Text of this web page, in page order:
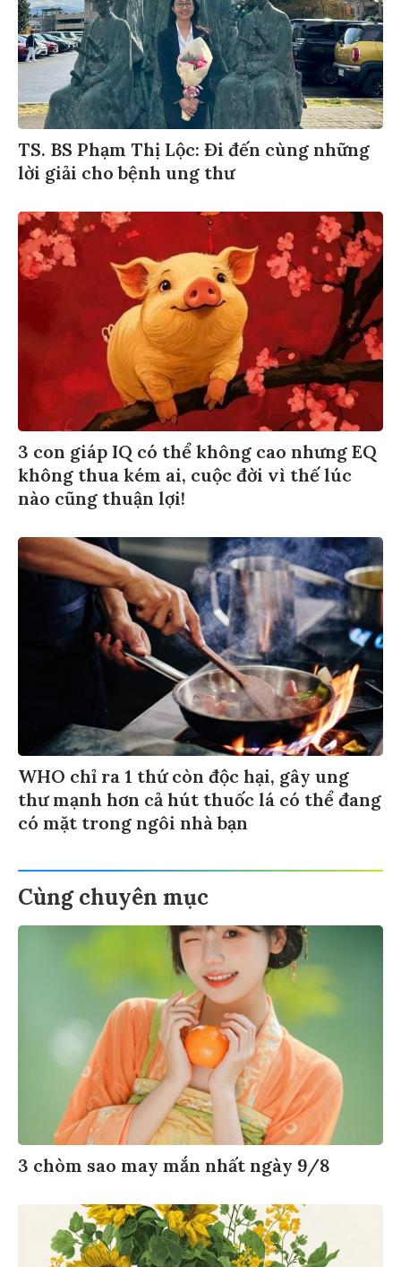
TS. BS Phạm Thị Lộc: Đi đến cùng những
lời giải cho bệnh ung thư
3 con giáp IQ có thể không cao nhưng EQ
không thua kém ai, cuộc đời vì thế lúc
nào cũng thuận lợi!
WHO chỉ ra 1 thứ còn độc hại, gây ung
thư mạnh hơn cả hút thuốc lá có thể đang
có mặt trong ngôi nhà bạn
Cùng chuyên mục
3 chòm sao may mắn nhất ngày 9/8